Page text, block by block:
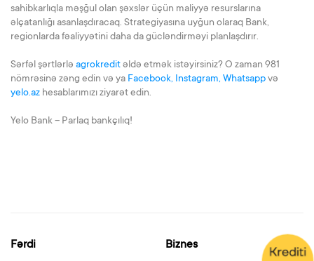
sahibkarlıqla məşğul olan şəxslər üçün maliyyə resurslarına
əlçatanlığı asanlaşdıracaq. Strategiyasına uyğun olaraq Bank,
regionlarda fəaliyyətini daha da gücləndirməyi planlaşdırır.
Sərfəl şərtlərlə agrokreditəldə etmək istəyirsiniz? O zaman 981
nömrəsinə zəng edin və ya Facebook, Instagram, Whatsappvə
yelo.az hesablarımızı ziyarət edin.
Yelo Bank – Parlaq bankçılıq!
Fərdi Biznes